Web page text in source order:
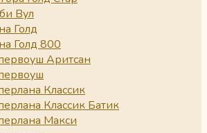
Вул
Голд
Голд 800
Аритсан
Классик
Классик Батик
Макси